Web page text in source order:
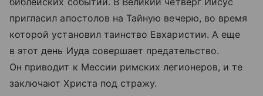
пригласил апостолов на Тайную вечерю, во время
которой установил таинство Евхаристии. А еще
в этот день Иуда совершает предательство.
Он приводит к Мессии римских легионеров, и те
заключают Христа под стражу.